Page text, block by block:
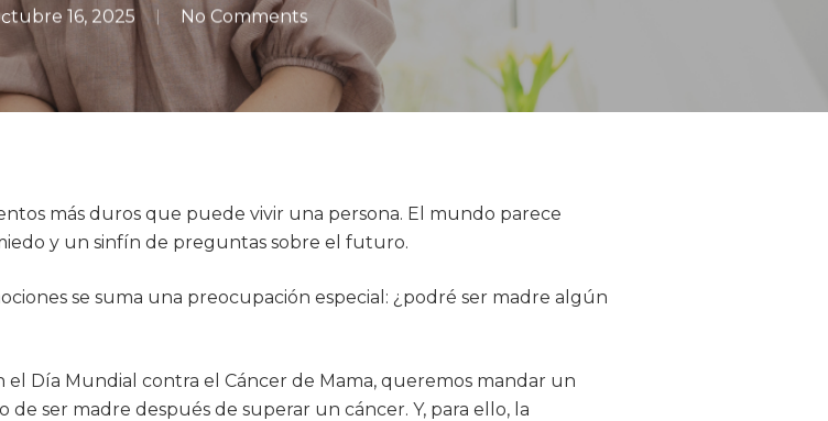
16, 2025 No Comments
más duros que puede vivir una persona. El mundo parece
y un sinfín de preguntas sobre el futuro.
se suma una preocupación especial: ¿podré ser madre algún
Día Mundial contra el Cáncer de Mama, queremos mandar un
ser madre después de superar un cáncer. Y, para ello, la